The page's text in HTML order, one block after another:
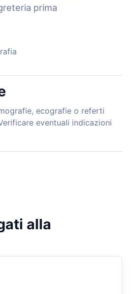
prima
ecografie o referti
eventuali indicazioni
alla